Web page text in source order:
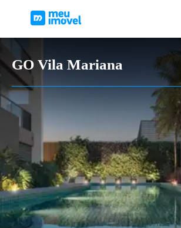
GO Vila Mariana